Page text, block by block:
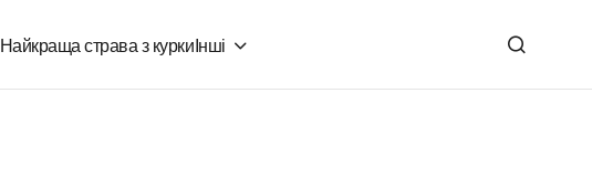
Найкраща страва з куркиІнші